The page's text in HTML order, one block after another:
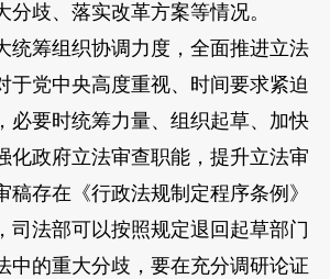
分歧、落实改革方案等情况。
筹组织协调力度，全面推进立法
于党中央高度重视、时间要求紧迫
必要时统筹力量、组织起草、加快
化政府立法审查职能，提升立法审
稿存在《行政法规制定程序条例》
司法部可以按照规定退回起草部门
中的重大分歧，要在充分调研论证